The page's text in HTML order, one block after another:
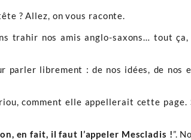
? Allez, on vous raconte.
trahir nos amis anglo-saxons… tout ça,
parler librement : de nos idées, de nos
comment elle appellerait cette page.
en fait, il faut l’appeler Mescladis !”.